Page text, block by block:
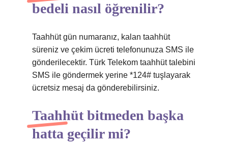
bedeli nasıl öğrenilir?
Taahhüt gün numaranız, kalan taahhüt
süreniz ve çekim ücreti telefonunuza SMS ile
gönderilecektir. Türk Telekom taahhüt talebini
SMS ile göndermek yerine *124# tuşlayarak
ücretsiz mesaj da gönderebilirsiniz.
Taahhüt bitmeden başka
hatta geçilir mi?